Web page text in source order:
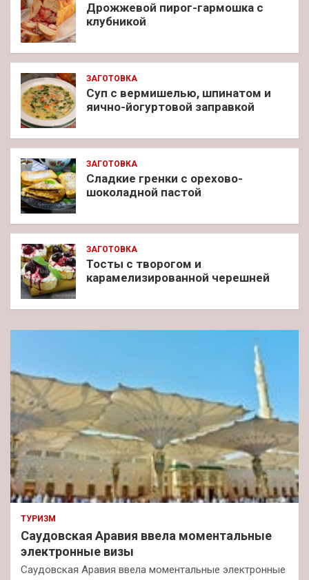
Дрожжевой пирог-гармошка с
клубникой
ЗАГОТОВКА
Суп с вермишелью, шпинатом и
яично-йогуртовой заправкой
ЗАГОТОВКА
Сладкие гренки с орехово-
шоколадной пастой
ЗАГОТОВКА
Тосты с творогом и
карамелизированной черешней
ТУРИЗМ
Саудовская Аравия ввела моментальные
электронные визы
Саудовская Аравия ввела моментальные электронные